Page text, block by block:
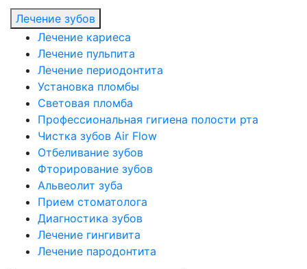
Лечение зубов
Лечение кариеса
Лечение пульпита
Лечение периодонтита
Установка пломбы
Световая пломба
Профессиональная гигиена полости рта
Чистка зубов Air Flow
Отбеливание зубов
Фторирование зубов
Альвеолит зуба
Прием стоматолога
Диагностика зубов
Лечение гингивита
Лечение пародонтита